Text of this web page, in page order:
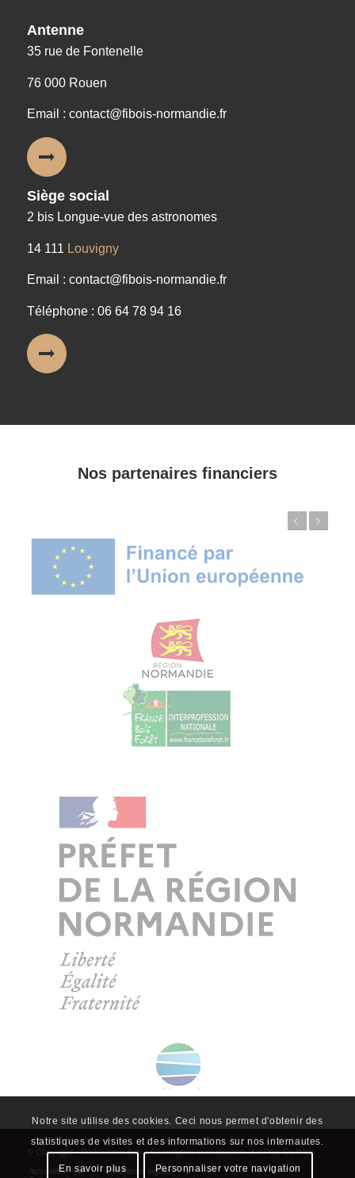
Antenne
35 rue de Fontenelle
76 000 Rouen
Email : contact@fibois-normandie.fr
Siège social
2 bis Longue-vue des astronomes
14 111 Louvigny
Email : contact@fibois-normandie.fr
Téléphone : 06 64 78 94 16
Nos partenaires financiers
© Copyright - ProfessionsBois | Conception et réalisation :
Actualités
Mentions légales
Politique de confidentialité
Notre site utilise des cookies. Ceci nous permet d'obtenir des
statistiques de visites et des informations sur nos internautes.
En savoir plus Personnaliser votre navigation